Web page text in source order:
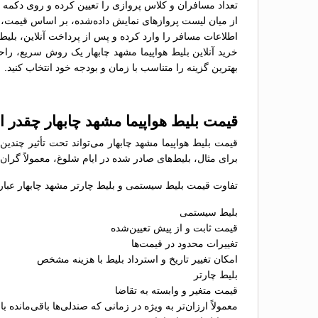
تعداد مسافران و کلاس پروازی را تعیین کرده و روی
از میان لیست پروازهای نمایش داده‌شده، بر اساس قیمت،
اطلاعات مسافر را وارد کرده و پس از پرداخت آنلاین،
خرید آنلاین بلیط هواپیما مشهد چابهار یک روش سریع،
بهترین گزینه را متناسب با زمان و بودجه خود انتخاب کنید.
قیمت بلیط هواپیما مشهد چابهار
قیمت بلیط هواپیما مشهد چابهار می‌تواند تحت تأثیر
برای مثال، بلیط‌های صادر شده در ایام شلوغ، معمولاً
تفاوت قیمت بلیط سیستمی و بلیط چارتر مشهد چابهار
بلیط سیستمی
قیمت ثابت و از پیش تعیین‌شده
تغییرات محدود در قیمت‌ها
امکان تغییر تاریخ و استرداد بلیط با هزینه مشخص
بلیط چارتر
قیمت متغیر و وابسته به تقاضا
معمولاً ارزان‌تر به ویژه در زمانی که صندلی‌ها باقی‌مانده